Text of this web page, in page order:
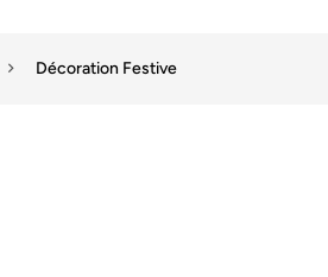
Décoration Festive